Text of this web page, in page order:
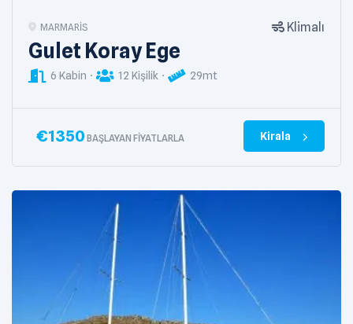
MARMARIS Klimalı
Gulet Koray Ege
6 Kabin 12 Kişilik 29mt
€1350 BAŞLAYAN FIYATLARLA Kirala